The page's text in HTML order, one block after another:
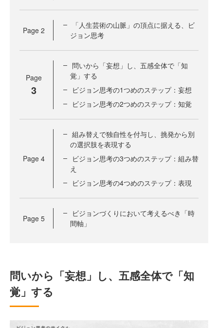
Page 2
「人生芸術の山脈」の頂点に据える、ビ
ジョン思考
Page
3
問いから「妄想」し、五感全体で「知
覚」する
ビジョン思考の1つめのステップ：妄想
ビジョン思考の2つめのステップ：知覚
Page 4
組み替えで独自性を付与し、挑発から別
の選択肢を表現する
ビジョン思考の3つめのステップ：組み替
え
ビジョン思考の4つめのステップ：表現
Page 5
ビジョンづくりにおいて考えるべき「時
間軸」
問いから「妄想」し、五感全体で「知
覚」する